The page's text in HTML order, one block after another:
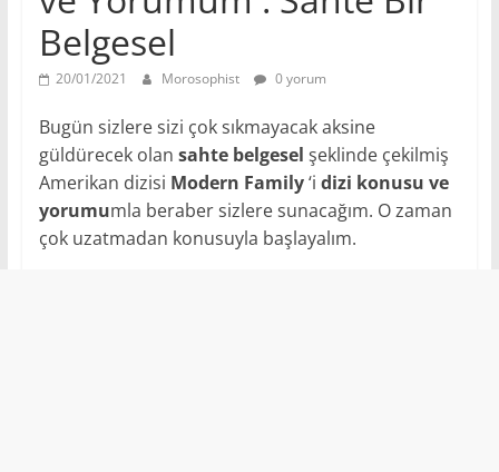
Belgesel
20/01/2021 Morosophist 0 yorum
Bugün sizlere sizi çok sıkmayacak aksine
güldürecek olan sahte belgesel şeklinde çekilmiş
Amerikan dizisi Modern Family‘i dizi konusu ve
yorumumla beraber sizlere sunacağım. O zaman
çok uzatmadan konusuyla başlayalım.